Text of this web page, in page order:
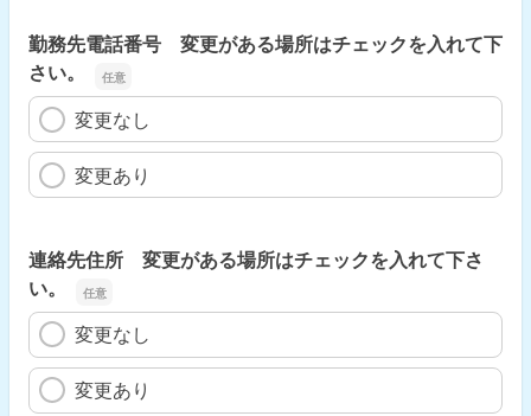
勤務先電話番号 変更がある場所はチェックを入れて下
さい。
変更なし
変更あり
連絡先住所 変更がある場所はチェックを入れて下さ
い。
変更なし
変更あり